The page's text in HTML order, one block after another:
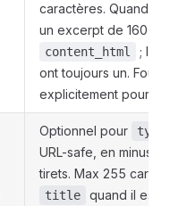
caractères. Quand il
un excerpt de 160
content_html
; les
ont toujours un.
explicitement pour
Optionnel pour
URL-safe, en
tirets. Max 255
title
quand il est